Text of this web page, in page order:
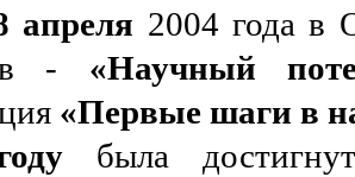
апреля 2004 года в
- «Научный
«Первые шаги в
была